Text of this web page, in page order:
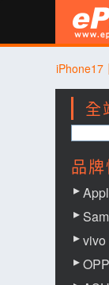
評測
iPhone17
全
品
vivo